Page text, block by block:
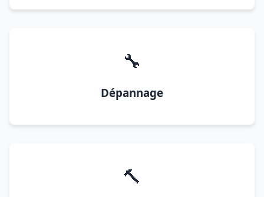
🔧
Dépannage
🔨